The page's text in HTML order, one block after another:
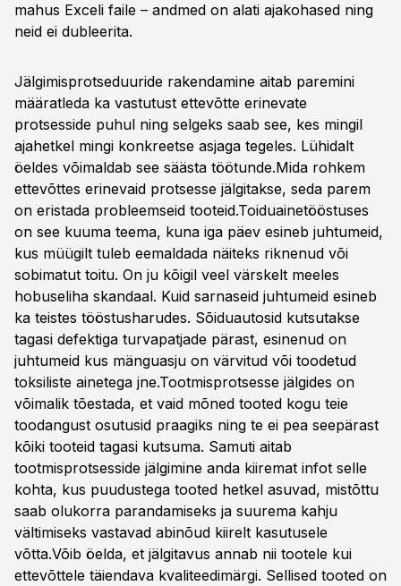
mahus Exceli faile – andmed on alati ajakohased ning
neid ei dubleerita.
Jälgimisprotseduuride rakendamine aitab paremini
määratleda ka vastutust ettevõtte erinevate
protsesside puhul ning selgeks saab see, kes mingil
ajahetkel mingi konkreetse asjaga tegeles. Lühidalt
öeldes võimaldab see säästa töötunde.Mida rohkem
ettevõttes erinevaid protsesse jälgitakse, seda parem
on eristada probleemseid tooteid.Toiduainetööstuses
on see kuuma teema, kuna iga päev esineb juhtumeid,
kus müügilt tuleb eemaldada näiteks riknenud või
sobimatut toitu. On ju kõigil veel värskelt meeles
hobuseliha skandaal. Kuid sarnaseid juhtumeid esineb
ka teistes tööstusharudes. Sõiduautosid kutsutakse
tagasi defektiga turvapatjade pärast, esinenud on
juhtumeid kus mänguasju on värvitud või toodetud
toksiliste ainetega jne.Tootmisprotsesse jälgides on
võimalik tõestada, et vaid mõned tooted kogu teie
toodangust osutusid praagiks ning te ei pea seepärast
kõiki tooteid tagasi kutsuma. Samuti aitab
tootmisprotsesside jälgimine anda kiiremat infot selle
kohta, kus puudustega tooted hetkel asuvad, mistõttu
saab olukorra parandamiseks ja suurema kahju
vältimiseks vastavad abinõud kiirelt kasutusele
võtta.Võib öelda, et jälgitavus annab nii tootele kui
ettevõttele täiendava kvaliteedimärgi. Sellised tooted on